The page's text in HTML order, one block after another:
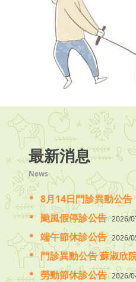
最新消息
News
8月14日門診異動公告
颱風假停診公告 2026/
端午節休診公告 2026/
門診異動公告 蘇淑欣
勞動節休診公告 2026/